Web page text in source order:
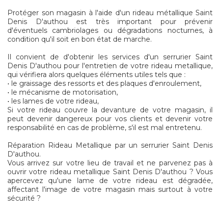
Protéger son magasin à l'aide d'un rideau métallique Saint
Denis D'authou est très important pour prévenir
d'éventuels cambriolages ou dégradations nocturnes, à
condition qu'il soit en bon état de marche.
Il convient de d'obtenir les services d'un serrurier Saint
Denis D'authou pour l'entretien de votre rideau metallique,
qui vérifiera alors quelques éléments utiles tels que :
• le graissage des ressorts et des plaques d'enroulement,
• le mécanisme de motorisation,
• les lames de votre rideau,
Si votre rideau couvre la devanture de votre magasin, il
peut devenir dangereux pour vos clients et devenir votre
responsabilité en cas de problème, s'il est mal entretenu.
Réparation Rideau Metallique par un serrurier Saint Denis
D'authou.
Vous arrivez sur votre lieu de travail et ne parvenez pas à
ouvrir votre rideau metallique Saint Denis D'authou ? Vous
apercevez qu'une lame de votre rideau est dégradée,
affectant l'image de votre magasin mais surtout à votre
sécurité ?